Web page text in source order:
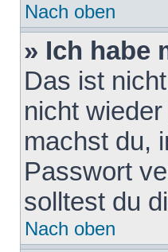
Nach oben
» Ich habe
Das ist
nicht
machst du,
Passwort
solltest du
Nach oben